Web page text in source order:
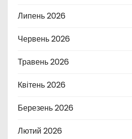
Липень 2026
Червень 2026
Травень 2026
Квітень 2026
Березень 2026
Лютий 2026